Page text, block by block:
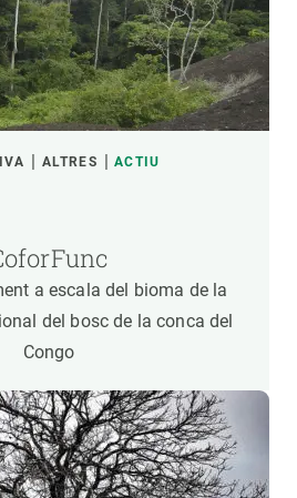
ALTRES ACTIU
a escala del bioma de la
del bosc de la conca del
Congo